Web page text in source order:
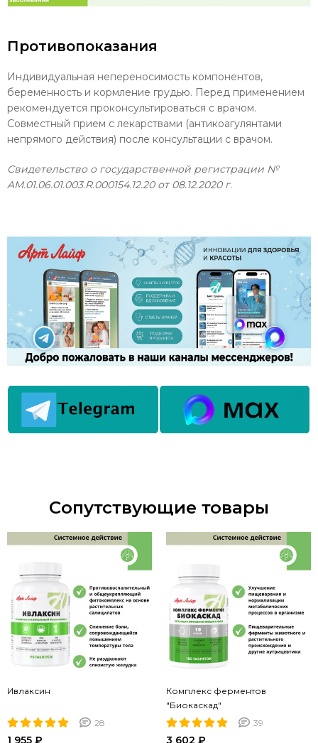
Противопоказания
Индивидуальная непереносимость компонентов,
беременность и кормление грудью. Перед применением
рекомендуется проконсультироваться с врачом.
Совместный прием с лекарствами (антикоагулянтами
непрямого действия) после консультации с врачом.
Свидетельство о государственной регистрации №
AM.01.06.01.003.R.000154.12.20 от 08.12.2020 г.
Сопутствующие товары
Ивлаксин
28
1 955 ₽
Комплекс ферментов
"Биокаскад"
39
3 602 ₽